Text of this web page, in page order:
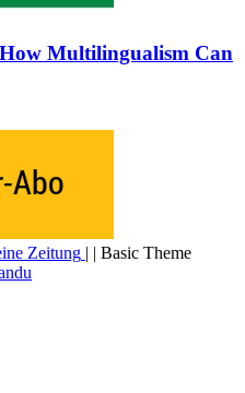
Multilingualism Can
Zeitung | | Basic Theme